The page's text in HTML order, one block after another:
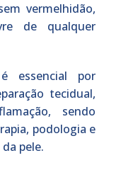
vermelhidão,
de qualquer
essencial por
tecidual,
sendo
podologia e
pele.